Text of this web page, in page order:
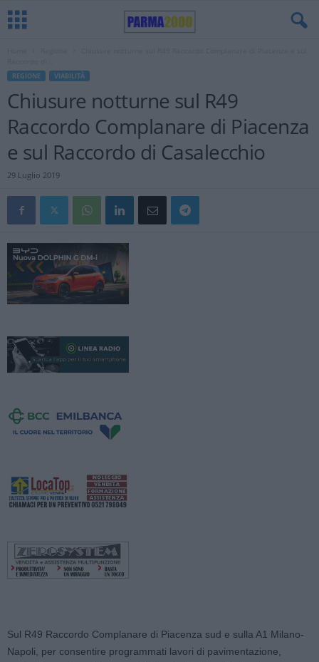
REGIONE VIABILITÀ
Chiusure notturne sul R49
Raccordo Complanare di Piacenza
e sul Raccordo di Casalecchio
29 Luglio 2019
Sul R49 Raccordo Complanare di Piacenza sud e sulla A1 Milano-
Napoli, per consentire programmati lavori di pavimentazione,